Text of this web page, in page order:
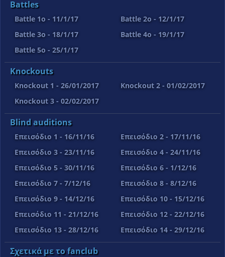
Battles
Battle 1o - 11/1/17
Battle 2o - 12/1/17
Battle 3o - 18/1/17
Battle 4o - 19/1/17
Battle 5o - 25/1/17
Knockouts
Knockout 1 - 26/01/2017
Knockout 2 - 01/02/2017
Knockout 3 - 02/02/2017
Blind auditions
Επεισόδιο 1 - 16/11/16
Επεισόδιο 2 - 17/11/16
Επεισόδιο 3 - 23/11/16
Επεισόδιο 4 - 24/11/16
Επεισόδιο 5 - 30/11/16
Επεισόδιο 6 - 1/12/16
Επεισόδιο 7 - 7/12/16
Επεισόδιο 8 - 8/12/16
Επεισόδιο 9 - 14/12/16
Επεισόδιο 10 - 15/12/16
Επεισόδιο 11 - 21/12/16
Επεισόδιο 12 - 22/12/16
Επεισόδιο 13 - 28/12/16
Επεισόδιο 14 - 29/12/16
Σχετικά με το fanclub